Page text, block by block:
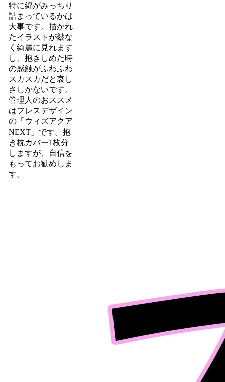
特に綿がみっちり
詰まっているかは
大事です。描かれ
たイラストが皴な
く綺麗に見れます
し、抱きしめた時
の感触がふわふわ
スカスカだと哀し
さしかないです。
管理人のおススメ
はフレスデザイン
の「ウィズアクア
NEXT」です。抱
き枕カバー1枚分
しますが、自信を
もってお勧めしま
す。